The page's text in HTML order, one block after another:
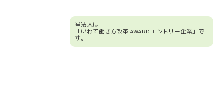
当法人は
「いわて働き方改革 AWARD エントリー企業」で
す。